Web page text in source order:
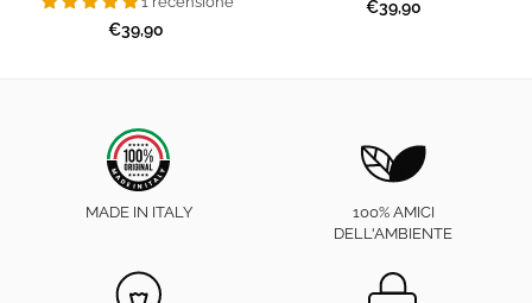
Prezzo
€39,90
Prezzo
€39,90
MADE IN ITALY
100% AMICI
DELL'AMBIENTE